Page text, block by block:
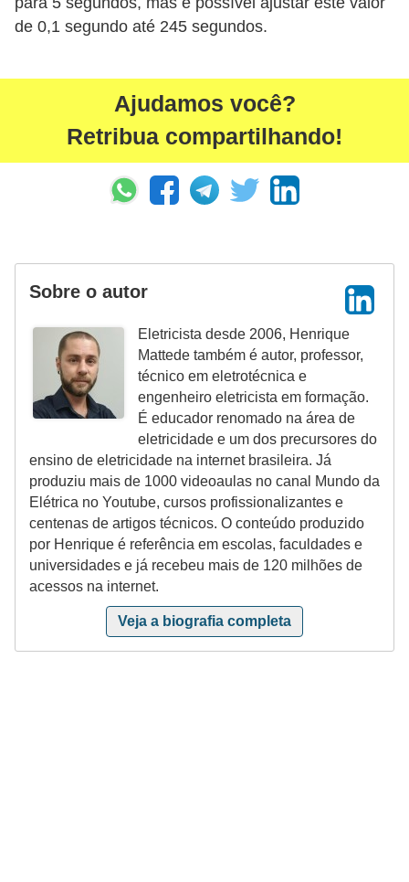
de 0,1 segundo até 245 segundos.
Ajudamos você?
Retribua compartilhando!
Sobre o autor
Eletricista desde 2006, Henrique
Mattede também é autor, professor,
técnico em eletrotécnica e
engenheiro eletricista em formação.
É educador renomado na área de
eletricidade e um dos precursores do
ensino de eletricidade na internet brasileira. Já
produziu mais de 1000 videoaulas no canal Mundo da
Elétrica no Youtube, cursos profissionalizantes e
centenas de artigos técnicos. O conteúdo produzido
por Henrique é referência em escolas, faculdades e
universidades e já recebeu mais de 120 milhões de
acessos na internet.
Veja a biografia completa
c
a
i
n
t
r
u
m
e
n
o